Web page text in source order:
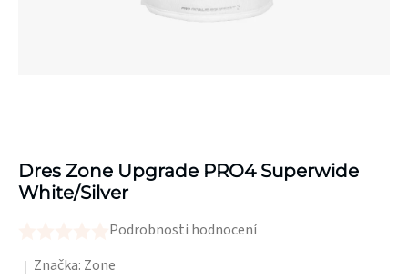
Dres Zone Upgrade PRO4 Superwide
White/Silver
hodnocení
Podrobnosti hodnocení
Značka: Zone